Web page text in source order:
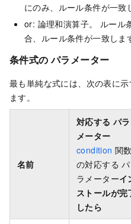
にのみ、ルール条件が一致
or: 論理和演算子。 ルール
合、ルール条件が一致しま
条件式の パラメーター
最も単純な式には、次の表に
ます。
名前
対応する パラ
メーター
condition 関数
の対応する パ
ラメーターイ
ストールが完
したら